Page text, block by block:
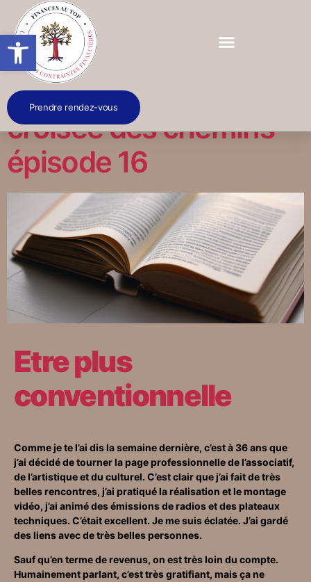
Ouvrir la barre d’outils
Prendre rendez-vous
Mini roman – A la
croisée des chemins –
épisode 16
Etre plus
conventionnelle
Comme je te l’ai dis la semaine dernière, c’est à 36 ans que
j’ai décidé de tourner la page professionnelle de l’associatif,
de l’artistique et du culturel. C’est clair que j’ai fait de très
belles rencontres, j’ai pratiqué la réalisation et le montage
vidéo, j’ai animé des émissions de radios et des plateaux
techniques. C’était excellent. Je me suis éclatée. J’ai gardé
des liens avec de très belles personnes.
Sauf qu’en terme de revenus, on est très loin du compte.
Humainement parlant, c’est très gratifiant, mais ça ne